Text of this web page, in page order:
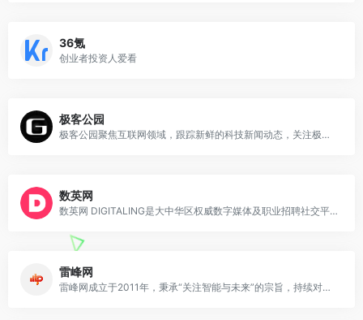
36氪
创业者投资人爱看
极客公园
极客公园聚焦互联网领域，跟踪新鲜的科技新闻动态，关注极具创新精神的科技产品。
数英网
数英网 DIGITALING是大中华区权威数字媒体及职业招聘社交平台,内容涵盖市场营销、广告传媒、创意设计、电商、移动互联网等各数字相关领域.致力于整合数字业界信息,受益于访问者数英网@DIGITALING
雷峰网
雷峰网成立于2011年，秉承“关注智能与未来”的宗旨，持续对全球前沿技术趋势与产品动态进行深入调研与解读，是国内具有代表性的实力型科技新媒体与信息服务平台.